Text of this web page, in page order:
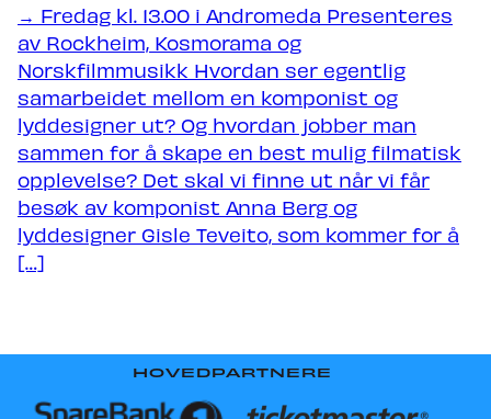
→ Fredag kl. 13.00 i Andromeda Presenteres
av Rockheim, Kosmorama og
Norskfilmmusikk Hvordan ser egentlig
samarbeidet mellom en komponist og
lyddesigner ut? Og hvordan jobber man
sammen for å skape en best mulig filmatisk
opplevelse? Det skal vi finne ut når vi får
besøk av komponist Anna Berg og
lyddesigner Gisle Teveito, som kommer for å
[…]
HOVEDPARTNERE